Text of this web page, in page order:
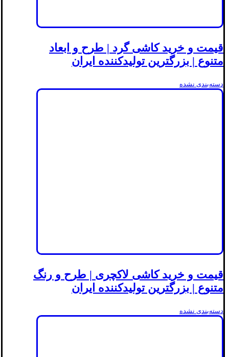
قیمت و خرید کاشی گرد | طرح و ابعاد
متنوع | بزرگترین تولیدکننده ایران
دسته‌بندی نشده
قیمت و خرید کاشی لاکچری | طرح و رنگ
متنوع | بزرگترین تولیدکننده ایران
دسته‌بندی نشده